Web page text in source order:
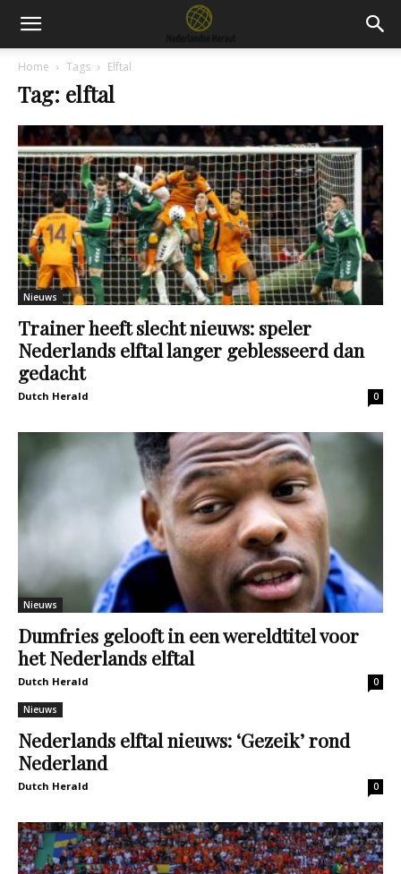
Home Tags Elftal
Tag: elftal
Nieuws
Trainer heeft slecht nieuws: speler
Nederlands elftal langer geblesseerd dan
gedacht
Dutch Herald 0
Nieuws
Dumfries gelooft in een wereldtitel voor
het Nederlands elftal
Dutch Herald 0
Nieuws
Nederlands elftal nieuws: ‘Gezeik’ rond
Nederland
Dutch Herald 0